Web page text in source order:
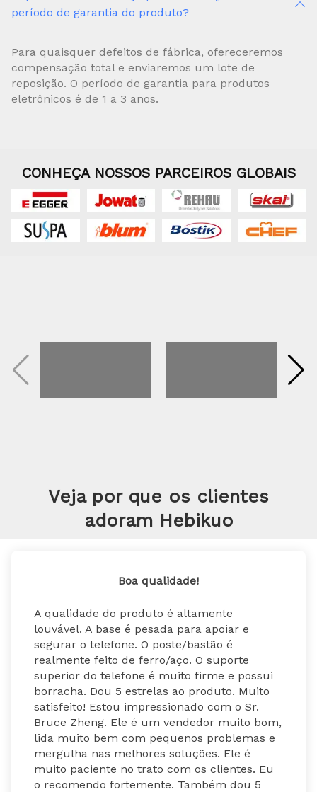
período de garantia do produto?
Para quaisquer defeitos de fábrica, ofereceremos
compensação total e enviaremos um lote de
reposição. O período de garantia para produtos
eletrônicos é de 1 a 3 anos.
CONHEÇA NOSSOS PARCEIROS GLOBAIS
Veja por que os clientes
adoram Hebikuo
Boa qualidade!
A qualidade do produto é altamente
louvável. A base é pesada para apoiar e
segurar o telefone. O poste/bastão é
realmente feito de ferro/aço. O suporte
superior do telefone é muito firme e possui
borracha. Dou 5 estrelas ao produto. Muito
satisfeito! Estou impressionado com o Sr.
Bruce Zheng. Ele é um vendedor muito bom,
lida muito bem com pequenos problemas e
mergulha nas melhores soluções. Ele é
muito paciente no trato com os clientes. Eu
o recomendo fortemente. Também dou 5